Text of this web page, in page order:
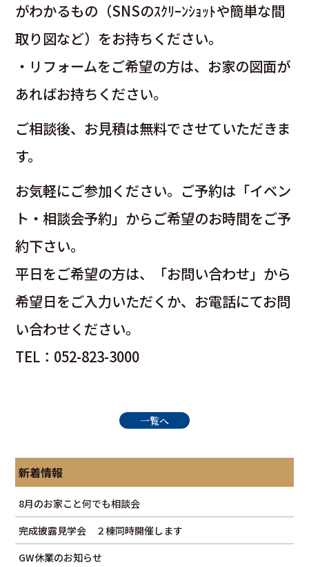
がわかるもの（SNSのｽｸﾘｰﾝｼｮｯﾄや簡単な間
取り図など）をお持ちください。
・リフォームをご希望の方は、お家の図面が
あればお持ちください。
ご相談後、お見積は無料でさせていただきま
す。
お気軽にご参加ください。ご予約は「イベン
ト・相談会予約」からご希望のお時間をご予
約下さい。
平日をご希望の方は、「お問い合わせ」から
希望日をご入力いただくか、お電話にてお問
い合わせください。
TEL：052-823-3000
一覧へ
新着情報
8月のお家こと何でも相談会
完成披露見学会 ２棟同時開催します
GW休業のお知らせ